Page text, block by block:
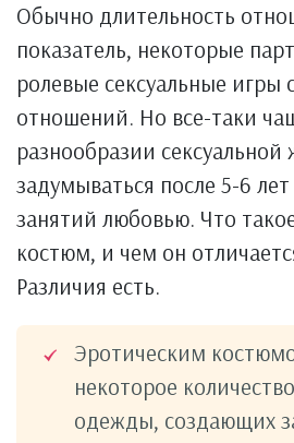
Обычно длительность
показатель, некоторые
ролевые сексуальные игры
отношений. Но все-таки
разнообразии
задумываться после 5-6
занятий любовью. Что
костюм, и чем он
Различия есть.
Эротическим
некоторое
одежды, создающих